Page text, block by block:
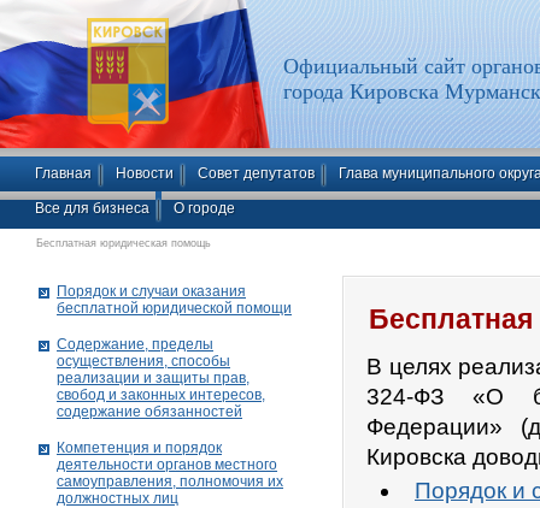
Официальный сайт
города Кировска
Главная Новости Совет депутатов Глава муниципального
Все для бизнеса О городе
Бесплатная юридическая помощь
В целях
324-ФЗ «О
Федерации»
Кировска
Порядок и
Порядок и случаи оказания
бесплатной юридической помощи
Содержание, пределы
осуществления, способы
реализации и защиты прав,
свобод и законных интересов,
содержание обязанностей
Компетенция и порядок
деятельности органов местного
самоуправления, полномочия их
должностных лиц